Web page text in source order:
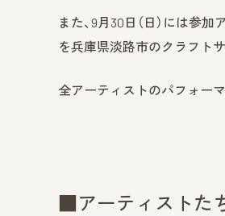
また、9月30日（日）には参
を兵庫県淡路市のクラフト
全アーティストのパフォー
■アーティストた